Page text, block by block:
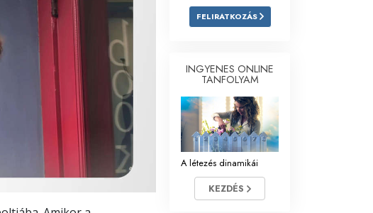
Megoldások a drogokra
Eszközök a munkahelyen
Az etika és az állapotok
Az elnyomás oka
Kivizsgálások
A szervezés alapjai
FELIRATKOZÁS
INGYENES ONLINE
TANFOLYAM
A létezés dinamikái
KEZDÉS